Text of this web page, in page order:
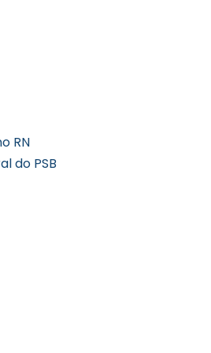
RN
do PSB